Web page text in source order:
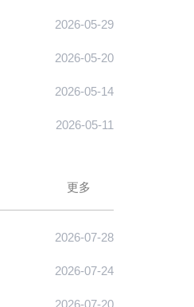
2026-05-29
2026-05-20
2026-05-14
2026-05-11
更多
2026-07-28
2026-07-24
2026-07-20